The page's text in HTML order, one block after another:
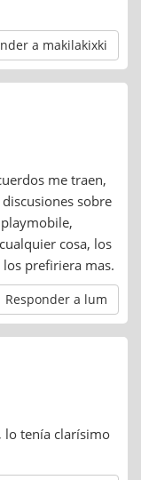
a makilakixki
me traen,
sobre
cosa, los
prefiriera mas.
Responder a lum
lo tenía clarísimo